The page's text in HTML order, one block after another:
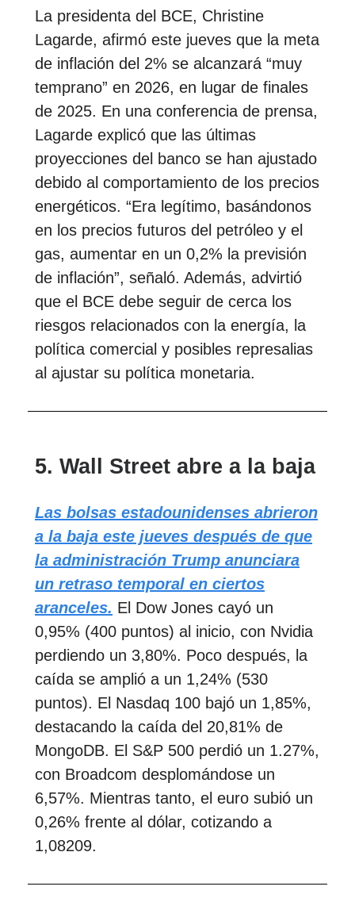
La presidenta del BCE, Christine
Lagarde, afirmó este jueves que la meta
de inflación del 2% se alcanzará “muy
temprano” en 2026, en lugar de finales
de 2025. En una conferencia de prensa,
Lagarde explicó que las últimas
proyecciones del banco se han ajustado
debido al comportamiento de los precios
energéticos. “Era legítimo, basándonos
en los precios futuros del petróleo y el
gas, aumentar en un 0,2% la previsión
de inflación”, señaló. Además, advirtió
que el BCE debe seguir de cerca los
riesgos relacionados con la energía, la
política comercial y posibles represalias
al ajustar su política monetaria.
5. Wall Street abre a la baja
Las bolsas estadounidenses abrieron
a la baja este jueves después de que
la administración Trump anunciara
un retraso temporal en ciertos
aranceles. El Dow Jones cayó un
0,95% (400 puntos) al inicio, con Nvidia
perdiendo un 3,80%. Poco después, la
caída se amplió a un 1,24% (530
puntos). El Nasdaq 100 bajó un 1,85%,
destacando la caída del 20,81% de
MongoDB. El S&P 500 perdió un 1.27%,
con Broadcom desplomándose un
6,57%. Mientras tanto, el euro subió un
0,26% frente al dólar, cotizando a
1,08209.